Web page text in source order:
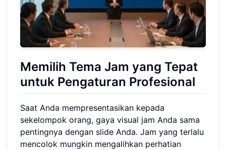
Memilih Tema Jam yang Tepat
untuk Pengaturan Profesional
Saat Anda mempresentasikan kepada
sekelompok orang, gaya visual jam Anda sama
pentingnya dengan slide Anda. Jam yang terlalu
mencolok mungkin mengalihkan perhatian